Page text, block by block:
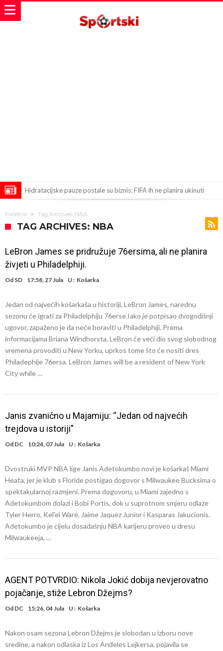
Hidratacijske pauze postale su biznis: FIFA ih ne planira ukinuti
Atletika?!
Ovo se Novaku nikad nije dešavalo: Sinner i Alcaraz odustaju, a
Mourinho uvodi strogu disciplinu u Real Madrid. Ovo su tri nova
zatvora
Jake Paul kreće u rušenje UFC-a
Mudrik se vratio na teren nakon više od 600 dana. Odmah ide na
posudbu?
Real Madrid odlučio: Endrick ide u Premier ligu!
Početna Tag Archives: NBA
TAG ARCHIVES: NBA
LeBron James se pridružuje 76ersima, ali ne planira
živjeti u Philadelphiji.
Od SD 17:58, 27 Jula U : Košarka
Jedan od najvećih košarkaša u historiji, LeBron James, narednu
sezonu će igrati za Philadelphiju 76erse.Iako je potpisao dvogodišnji
ugovor, zapaženo je da neće boraviti u Philadelphiji. Prema
informacijama Briana Windhorsta, LeBron će veći dio svog slobodnog
vremena provoditi u New Yorku, uprkos tome što će nositi dres
Philadephije 76ersa. LeBron James will be a resident of New York
City while …
Janis zvanično u Majamiju: “Jedan od najvećih
trejdova u istoriji”
Od DC 10:24, 07 Jula U : Košarka
Dvostruki MVP NBA lige Janis Adetokumbo novi je košarkaš Miami
Heata, jer je klub s Floride postigao dogovor s Milwaukee Bucksima o
spektakularnoj razmjeni. Prema dogovoru, u Miami zajedno s
Adetokumbom dolazi i Bobi Portis, dok u suprotnom smjeru odlaze
Tyler Herro, Kel'el Ware, Jaime Jaquez Junior i Kasparas Jakucionis.
Adetokumbo je cijelu dosadašnju NBA karijeru proveo u dresu
Milwaukeeja, …
AGENT POTVRDIO: Nikola Jokić dobija nevjerovatno
pojačanje, stiže Lebron Džejms?
Od DC 15:26, 04 Jula U : Košarka
Nakon osam sezona Lebron Džejms je slobodan u izboru nove
sredine, a nakon odlaska iz Los Anđeles Lejkersa, pojavila se